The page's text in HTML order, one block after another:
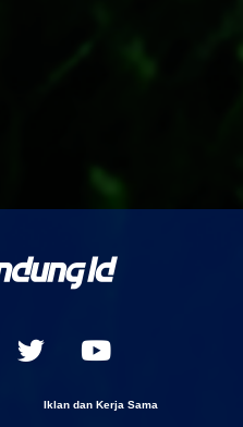
Iklan dan Kerja Sama